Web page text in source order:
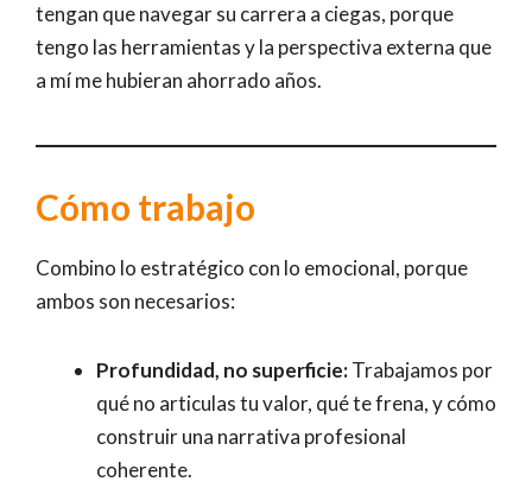
tengan que navegar su carrera a ciegas, porque
tengo las herramientas y la perspectiva externa que
a mí me hubieran ahorrado años.
Cómo trabajo
Combino lo estratégico con lo emocional, porque
ambos son necesarios:
Profundidad, no superficie:Trabajamos por
qué no articulas tu valor, qué te frena, y cómo
construir una narrativa profesional
coherente.